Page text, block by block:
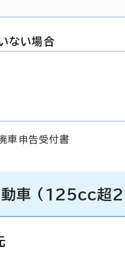
ない場合
車申告受付書
車 (125cc超